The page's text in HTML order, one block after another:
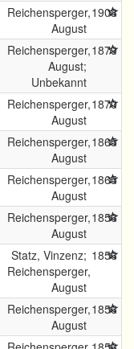
Reichensperger,
August
1908
Reichensperger,
August;
Unbekannt
1879
Reichensperger,
August
1870
Reichensperger,
August
1865
Reichensperger,
August
1865
Reichensperger,
August
1856
Statz, Vinzenz;
Reichensperger,
August
1856
Reichensperger,
August
1856